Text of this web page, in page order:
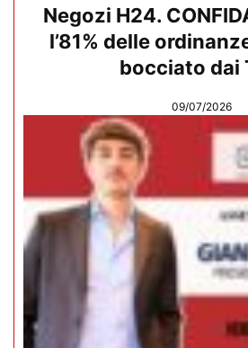
Negozi H24.
l’81% delle
bocciato dai
09/07/2026